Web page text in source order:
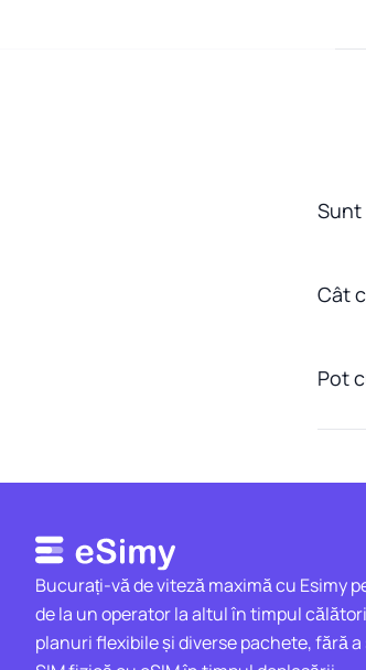
Sunt
Cât
Pot
Bucurați-vă de viteză maximă cu Esimy
de la un operator la altul în timpul
planuri flexibile și diverse pachete, fără